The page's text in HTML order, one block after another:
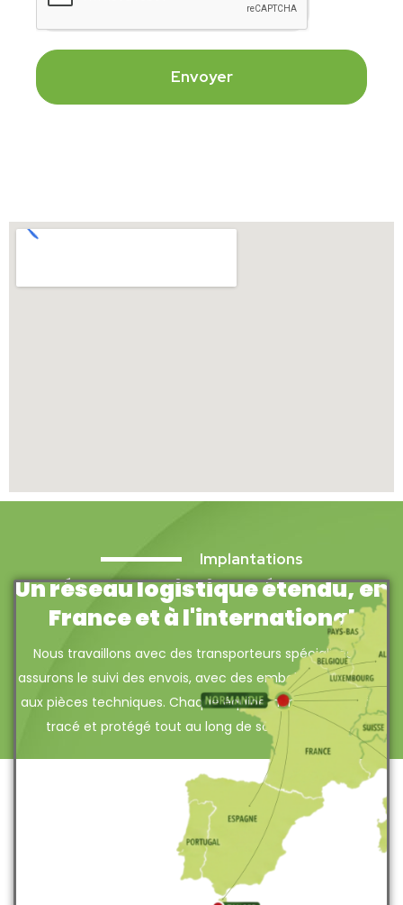
Envoyer
Implantations
Un réseau logistique étendu, en
France et à l'international
Nous travaillons avec des transporteurs spécialisés et
assurons le suivi des envois, avec des emballages adaptés
aux pièces techniques. Chaque équipement est identifié,
tracé et protégé tout au long de son traitement.